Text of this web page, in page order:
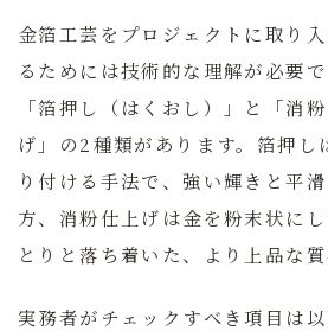
金箔工芸をプロジェクトに取り
るためには技術的な理解が必要
「箔押し（はくおし）」と「消
げ」の2種類があります。箔押し
り付ける手法で、強い輝きと平
方、消粉仕上げは金を粉末状に
とりと落ち着いた、より上品な質
実務者がチェックすべき項目は以